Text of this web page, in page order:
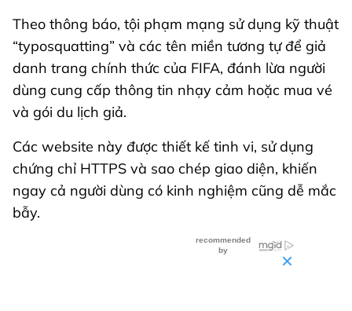
Theo thông báo, tội phạm mạng sử dụng kỹ thuật
“typosquatting” và các tên miền tương tự để giả
danh trang chính thức của FIFA, đánh lừa người
dùng cung cấp thông tin nhạy cảm hoặc mua vé
và gói du lịch giả.
Các website này được thiết kế tinh vi, sử dụng
chứng chỉ HTTPS và sao chép giao diện, khiến
ngay cả người dùng có kinh nghiệm cũng dễ mắc
bẫy.